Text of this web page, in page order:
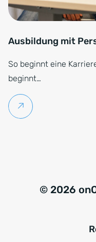
Ausbildung mit
So beginnt eine
beginnt…
Weiterlesen
© 2026